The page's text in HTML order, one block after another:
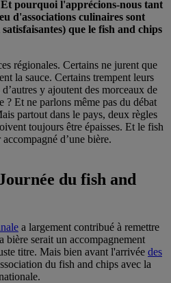
pourquoi l'apprécions-nous tant
d'associations culinaires sont
que le fish and chips
régionales. Certains ne jurent que
la sauce. Certains trempent leurs
y ajoutent des morceaux de
Et ne parlons même pas du débat
partout dans le pays, deux règles
toujours être épaisses. Et le fish
d’une bière.
du fish and
a largement contribué à remettre
bière serait un accompagnement
titre. Mais bien avant l'arrivée des
du fish and chips avec la